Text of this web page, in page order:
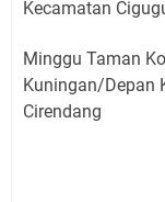
Kecamatan
Minggu Taman
Kuningan/Depan
Cirendang